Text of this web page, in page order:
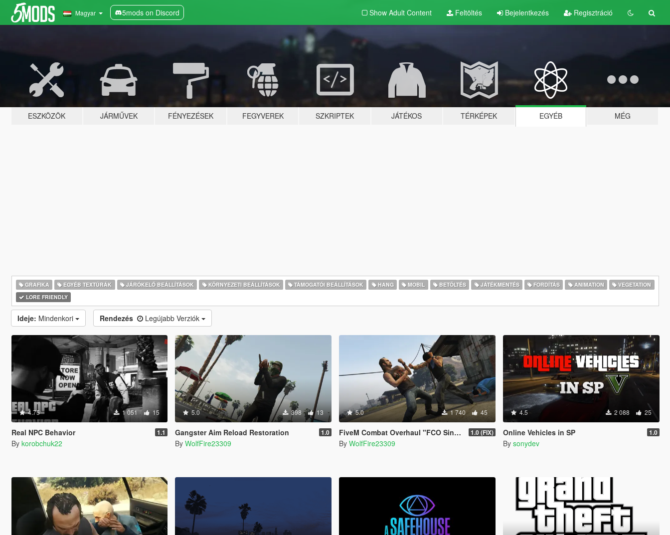
Magyar 5mods on Discord Show Adult Content Feltöltés Bejelentkezés Regisztráció
ESZKÖZÖK JÁRMŰVEK FÉNYEZÉSEK FEGYVEREK SZKRIPTEK JÁTÉKOS TÉRKÉPEK EGYÉB MÉG
GRAFIKA EGYÉB TEXTÚRÁK JÁRÓKELŐ BEÁLLÍTÁSOK KÖRNYEZETI BEÁLLÍTÁSOK TÁMOGATÓI BEÁLLÍTÁSOK HANG MOBIL BETÖLTÉS JÁTÉKMENTÉS FORDÍTÁS ANIMATION
VEGETATION
LORE FRIENDLY
Ideje: Mindenkori Rendezés Legújabb Verziók
4.75 1 051 15
Real NPC Behavior 1.1
By korobchuk22
5.0 398 13
Gangster Aim Reload Restoration 1.0
By WolfFire23309
5.0 1 740 45
FiveM Combat Overhaul "FCO Single Player Edition" 1.0 (FIX)
By WolfFire23309
4.5 2 088 25
Online Vehicles in SP 1.0
By sonydev